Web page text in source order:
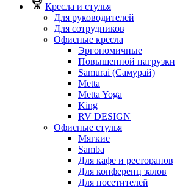
Кресла и стулья
Для руководителей
Для сотрудников
Офисные кресла
Эргономичные
Повышенной нагрузки
Samurai (Самурай)
Metta
Metta Yoga
King
RV DESIGN
Офисные стулья
Мягкие
Samba
Для кафе и ресторанов
Для конференц залов
Для посетителей